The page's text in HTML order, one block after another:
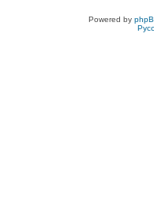
Powered by